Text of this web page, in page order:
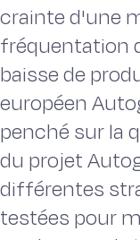
crainte d'une
fréquentation
baisse de
européen
penché sur la
du projet
différentes
testées pour